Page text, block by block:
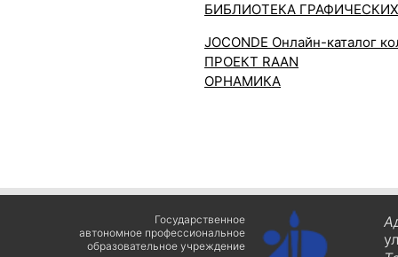
БИБЛИОТЕКА
JOCONDE Онлайн-каталог
ПРОЕКТ RAAN
ОРНАМИКА
Государственное
автономное профессиональное
образовательное учреждение